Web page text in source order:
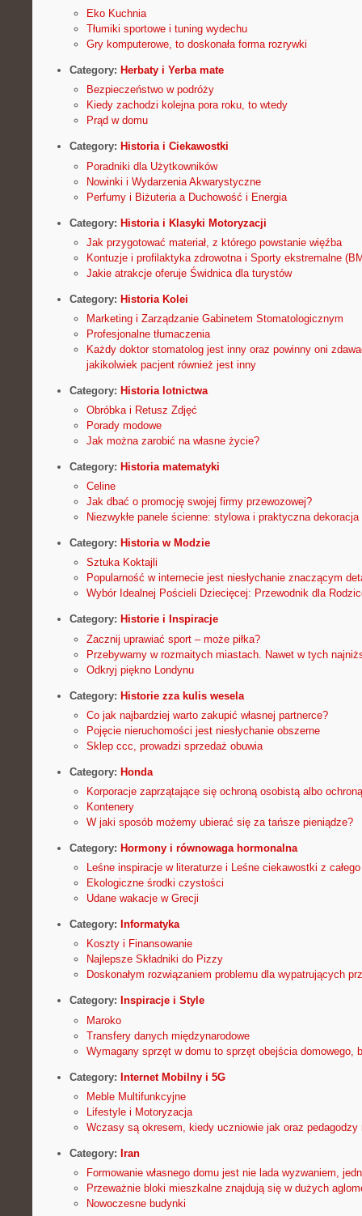
Eko Kuchnia
Tłumiki sportowe i tuning wydechu
Gry komputerowe, to doskonała forma rozrywki
Category: Herbaty i Yerba mate
Bezpieczeństwo w podróży
Kiedy zachodzi kolejna pora roku, to wtedy
Prąd w domu
Category: Historia i Ciekawostki
Poradniki dla Użytkowników
Nowinki i Wydarzenia Akwarystyczne
Perfumy i Biżuteria a Duchowość i Energia
Category: Historia i Klasyki Motoryzacji
Jak przygotować materiał, z którego powstanie więźba
Kontuzje i profilaktyka zdrowotna i Sporty ekstremalne
Jakie atrakcje oferuje Świdnica dla turystów
Category: Historia Kolei
Marketing i Zarządzanie Gabinetem Stomatologicznym
Profesjonalne tłumaczenia
Każdy doktor stomatolog jest inny oraz powinny oni
jakikolwiek pacjent również jest inny
Category: Historia lotnictwa
Obróbka i Retusz Zdjęć
Porady modowe
Jak można zarobić na własne życie?
Category: Historia matematyki
Celine
Jak dbać o promocję swojej firmy przewozowej?
Niezwykłe panele ścienne: stylowa i praktyczna dekoracja
Category: Historia w Modzie
Sztuka Koktajli
Popularność w internecie jest niesłychanie znaczącym
Wybór Idealnej Pościeli Dziecięcej: Przewodnik dla
Category: Historie i Inspiracje
Zacznij uprawiać sport – może piłka?
Przebywamy w rozmaitych miastach. Nawet w tych
Odkryj piękno Londynu
Category: Historie zza kulis wesela
Co jak najbardziej warto zakupić własnej partnerce?
Pojęcie nieruchomości jest niesłychanie obszerne
Sklep ccc, prowadzi sprzedaż obuwia
Category: Honda
Korporacje zaprzątające się ochroną osobistą albo
Kontenery
W jaki sposób możemy ubierać się za tańsze pieniądze?
Category: Hormony i równowaga hormonalna
Leśne inspiracje w literaturze i Leśne ciekawostki z
Ekologiczne środki czystości
Udane wakacje w Grecji
Category: Informatyka
Koszty i Finansowanie
Najlepsze Składniki do Pizzy
Doskonałym rozwiązaniem problemu dla wypatrujących
Category: Inspiracje i Style
Maroko
Transfery danych międzynarodowe
Wymagany sprzęt w domu to sprzęt obejścia domowego,
Category: Internet Mobilny i 5G
Meble Multifunkcyjne
Lifestyle i Motoryzacja
Wczasy są okresem, kiedy uczniowie jak oraz pedagodzy
Category: Iran
Formowanie własnego domu jest nie lada wyzwaniem,
Przeważnie bloki mieszkalne znajdują się w dużych
Nowoczesne budynki